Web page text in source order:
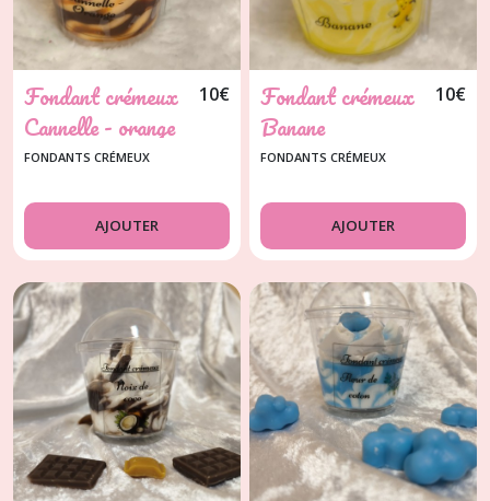
Fondant crémeux
Cannelle - orange
10€
FONDANTS CRÉMEUX
AJOUTER
Fondant crémeux
Banane
10€
FONDANTS CRÉMEUX
AJOUTER